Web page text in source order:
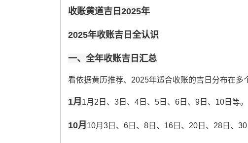
收账黄道吉日2025年
2025年收账吉日全认识
一、全年收账吉日汇总
看依据黄历推荐、2025年适合收账的吉日分布在多
1月 1月2日、3日、4日、5日、6日、9日、10日等。
10月 10月3日、6日、8日、16日、20日、28日、30